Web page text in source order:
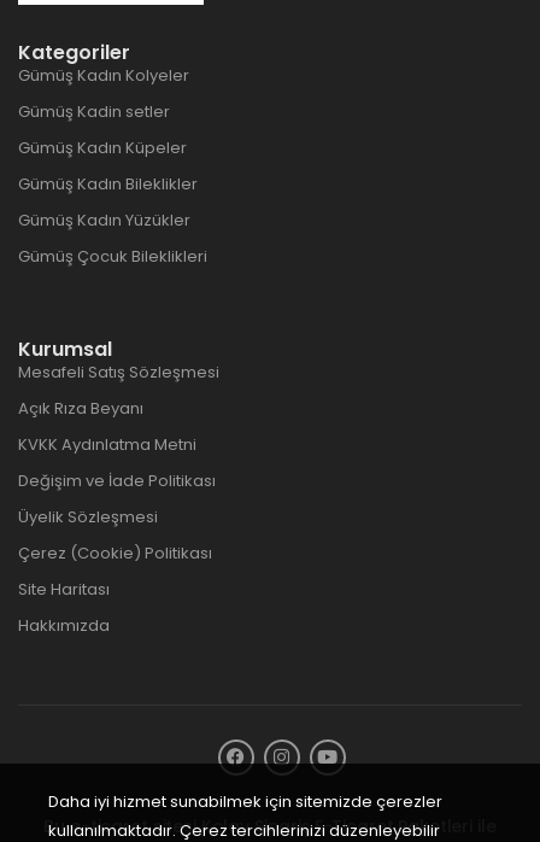
Kategoriler
Gümüş Kadın Kolyeler
Gümüş Kadin setler
Gümüş Kadın Küpeler
Gümüş Kadın Bileklikler
Gümüş Kadın Yüzükler
Gümüş Çocuk Bileklikleri
Kurumsal
Mesafeli Satış Sözleşmesi
Açık Rıza Beyanı
KVKK Aydınlatma Metni
Değişim ve İade Politikası
Üyelik Sözleşmesi
Çerez (Cookie) Politikası
Site Haritası
Hakkımızda
Bu e-ticaret sitesiKolay Sipariş E-Ticaret Paketleri
Daha iyi hizmet sunabilmek için sitemizde çerezler
kullanılmaktadır. Çerez tercihlerinizi düzenleyebilir